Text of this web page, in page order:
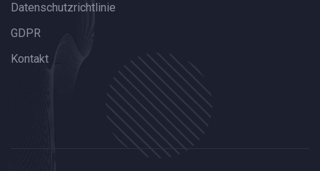
Datenschutzrichtlinie
GDPR
Kontakt